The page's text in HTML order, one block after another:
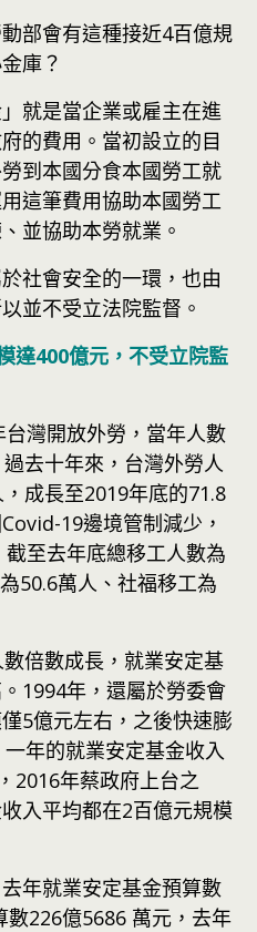
部會有這種接近4百億規
庫？
就是當企業或雇主在進
的費用。當初設立的目
到本國分食本國勞工就
這筆費用協助本國勞工
並協助本勞就業。
社會安全的一環，也由
並不受立法院監督。
達400億元，不受立院監
灣開放外勞，當年人數
去十年來，台灣外勞人
成長至2019年底的71.8
19邊境管制減少，
至去年底總移工人數為
50.6萬人、社福移工為
倍數成長，就業安定基
1994年，還屬於勞委會
5億元左右，之後快速膨
年的就業安定基金收入
2016年蔡政府上台之
入平均都在2百億元規模
去年就業安定基金預算數
226億5686 萬元，去年